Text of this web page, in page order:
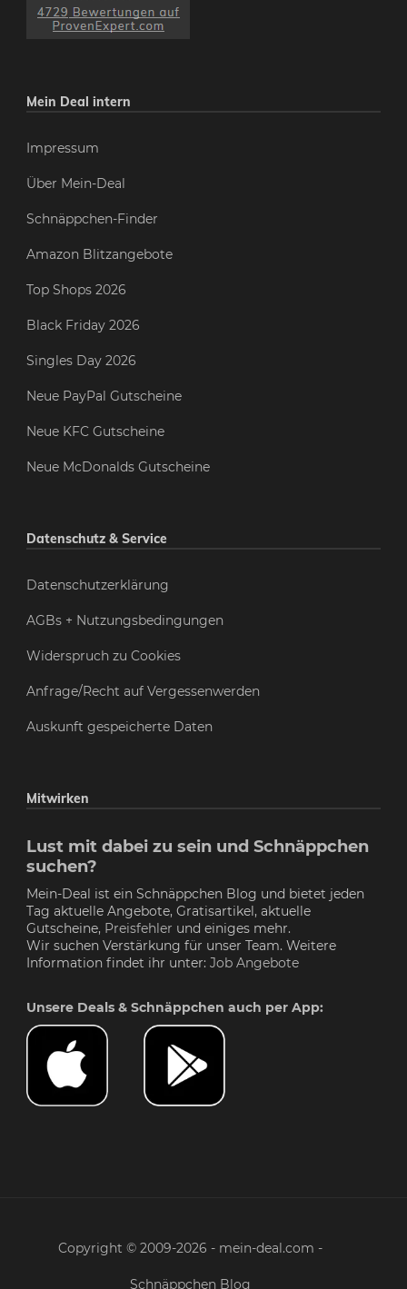
Mein Deal intern
Impressum
Über Mein-Deal
Schnäppchen-Finder
Amazon Blitzangebote
Top Shops 2026
Black Friday 2026
Singles Day 2026
Neue PayPal Gutscheine
Neue KFC Gutscheine
Neue McDonalds Gutscheine
Datenschutz & Service
Datenschutzerklärung
AGBs + Nutzungsbedingungen
Widerspruch zu Cookies
Anfrage/Recht auf Vergessenwerden
Auskunft gespeicherte Daten
Mitwirken
Lust mit dabei zu sein und Schnäppchen
suchen?
Mein-Deal ist ein Schnäppchen Blog und bietet jeden
Tag aktuelle Angebote, Gratisartikel, aktuelle
Gutscheine, Preisfehler und einiges mehr.
Wir suchen Verstärkung für unser Team. Weitere
Information findet ihr unter: Job Angebote
Unsere Deals & Schnäppchen auch per App:
Copyright © 2009-2026 - mein-deal.com -
Schnäppchen Blog